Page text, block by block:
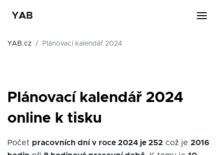
YAB
YAB.cz Plánovací kalendář 2024
Plánovací kalendář 2024
online k tisku
Počet pracovních dní v roce 2024 je 252 což je 2016